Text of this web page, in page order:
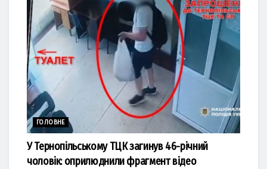
ГОЛОВНЕ
У Тернопільському ТЦК загинув 46-річний
чоловік: оприлюднили фрагмент відео